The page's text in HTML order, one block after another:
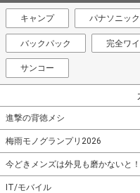
キャンプ パナソニック
バックパック 完全ワ
サンコー
進撃の背徳メシ
梅雨モノグランプリ2026
今どきメンズは外見も磨かないと！
IT/モバイル